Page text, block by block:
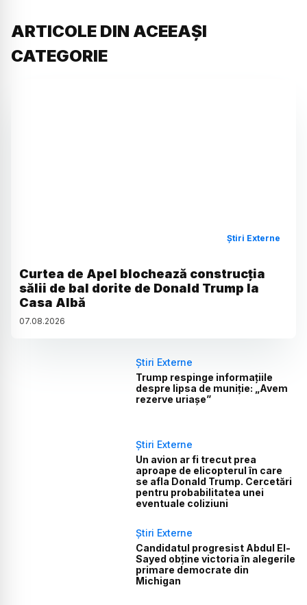
ARTICOLE DIN ACEEAȘI
CATEGORIE
Știri Externe
Curtea de Apel blochează construcția
sălii de bal dorite de Donald Trump la
Casa Albă
07.08.2026
Știri Externe
Trump respinge informațiile
despre lipsa de muniție: „Avem
rezerve uriașe”
Știri Externe
Un avion ar fi trecut prea
aproape de elicopterul în care
se afla Donald Trump. Cercetări
pentru probabilitatea unei
eventuale coliziuni
Știri Externe
Candidatul progresist Abdul El-
Sayed obține victoria în alegerile
primare democrate din
Michigan